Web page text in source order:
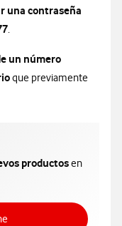
una contraseña
.
un número
que previamente
productosen
Acceso a Tienda Online